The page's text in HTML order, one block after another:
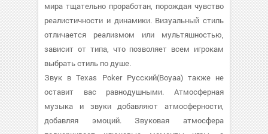
мира тщательно проработан, порождая чувство
реалистичности и динамики. Визуальный стиль
отличается реализмом или мультяшностью,
зависит от типа, что позволяет всем игрокам
выбрать стиль по душе.
Звук в Texas Poker Русский(Boyaa) также не
оставит вас равнодушными. Атмосферная
музыка и звуки добавляют атмосферности,
добавляя эмоций. Звуковая атмосфера